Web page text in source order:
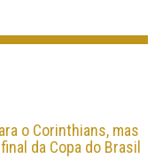
o Corinthians, mas
da Copa do Brasil